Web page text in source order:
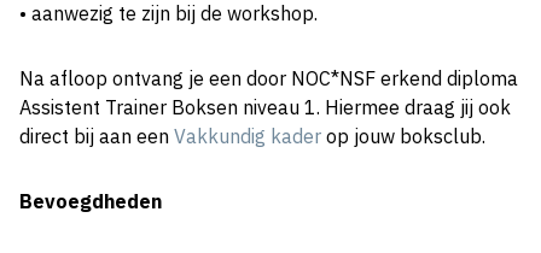
• aanwezig te zijn bij de workshop.
Na afloop ontvang je een door NOC*NSF erkend diploma
Assistent Trainer Boksen niveau 1. Hiermee draag jij ook
direct bij aan een Vakkundig kader op jouw boksclub.
Bevoegdheden